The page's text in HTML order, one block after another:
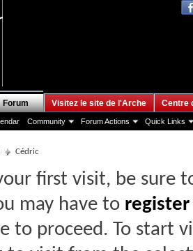
Forum
Community Forum Actions Quick Links
Visitez le site de l'Arche Centre
Cédric
first visit, be sure
may have to register
to proceed. To start